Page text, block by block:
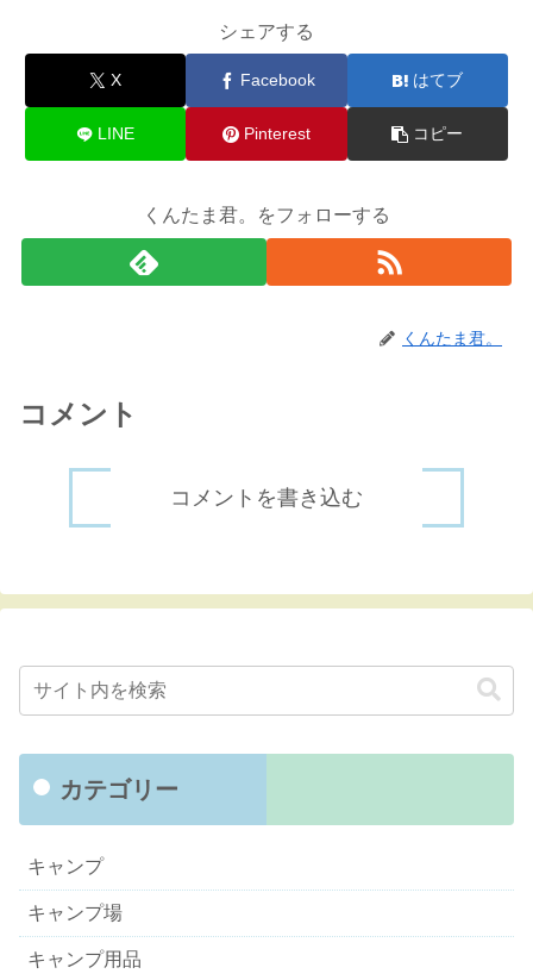
シェアする
X Facebook はてブ
LINE Pinterest コピー
くんたま君。をフォローする
くんたま君。
コメント
コメントを書き込む
カテゴリー
キャンプ
キャンプ場
キャンプ用品